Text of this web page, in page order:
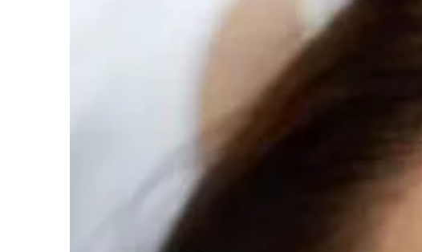
noworodka już od pierwszych dni
wymaga nie tylko specjalnej
ale też odpowiedniej ochrony.